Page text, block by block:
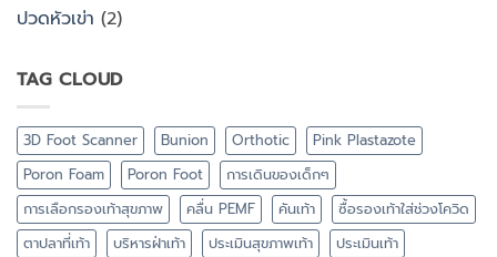
ปวดหัวเข่า (2)
TAG CLOUD
3D Foot Scanner Bunion Orthotic
Pink Plastazote
Poron Foam
Poron Foot
การเดินของเด็กๆ
การเลือกรองเท้าสุขภาพ
คลื่น PEMF คันเท้า
ซื้อรองเท้าใส่ช่วงโควิด
ตาปลาที่เท้า
บริหารฝ่าเท้า ประเมินสุขภาพเท้า
ประเมินเท้า